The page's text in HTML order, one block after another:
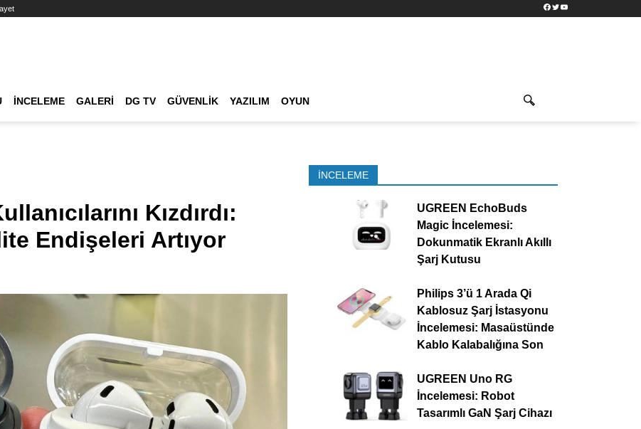
Facebook
TwitterYouTube
İNCELEME GALERI DG TV GÜVENLIK YAZILIM OYUN
Kızdırdı:
Endişeleri Artıyor
İNCELEME
UGREEN EchoBuds
Magic İncelemesi:
Dokunmatik Ekranlı Akıllı
Şarj Kutusu
Philips 3’ü 1 Arada Qi
Kablosuz Şarj İstasyonu
İncelemesi: Masaüstünde
Kablo Kalabalığına Son
UGREEN Uno RG
İncelemesi: Robot
Tasarımlı GaN Şarj Cihazı